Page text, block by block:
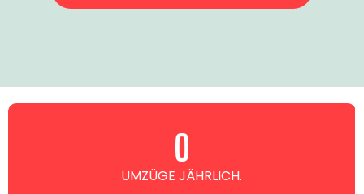
UMZÜGE JÄHRLICH.
0